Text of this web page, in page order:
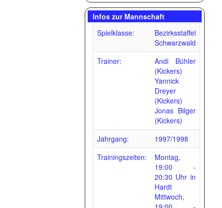
Infos zur Mannschaft
Spielklasse:
Bezirksstaffel
Schwarzwald
Trainer:
Andi Bühler
(Kickers)
Yannick
Dreyer
(Kickers)
Jonas Bilger
(Kickers)
Jahrgang:
1997/1998
Trainingszeiten:
Montag,
19:00 -
20:30 Uhr in
Hardt
Mittwoch,